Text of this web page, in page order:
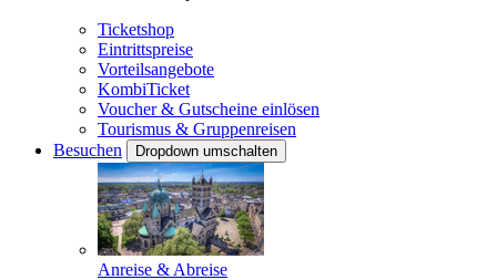
Ticketshop
Eintrittspreise
Vorteilsangebote
KombiTicket
Voucher & Gutscheine einlösen
Tourismus & Gruppenreisen
Besuchen
Dropdown umschalten
Anreise & Abreise